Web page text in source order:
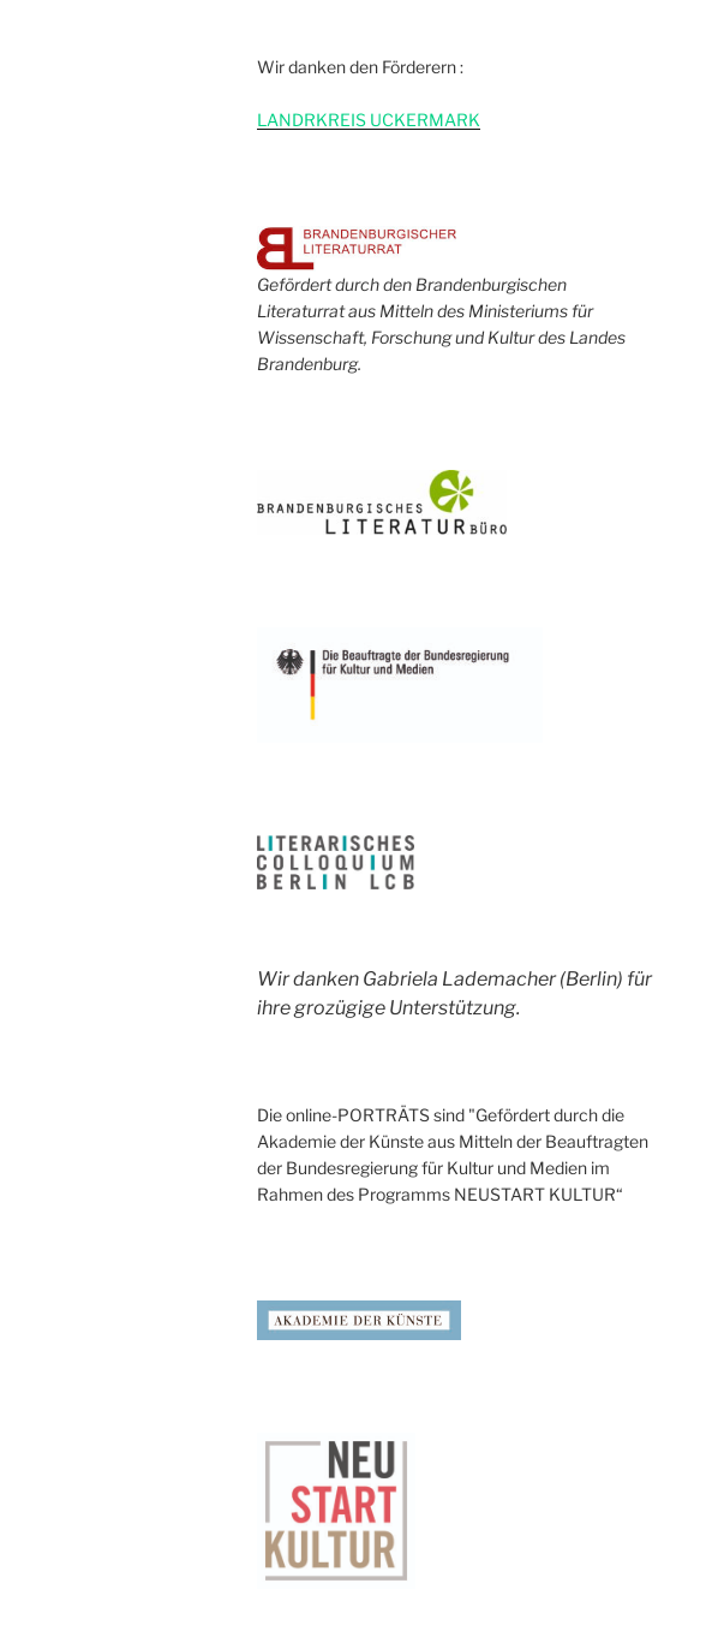
Wir danken den Förderern :
L ANDRKREIS UCKERMARK
Gefördert durch den Brandenburgischen
Literaturrat aus Mitteln des Ministeriums für
Wissenschaft, Forschung und Kultur des Landes
Brandenburg.
Wir danken Gabriela Lademacher (Berlin) für
ihre grozügige Unterstützung.
Die online-PORTRÄTS sind "Gefördert durch die
Akademie der Künste aus Mitteln der Beauftragten
der Bundesregierung für Kultur und Medien im
Rahmen des Programms NEUSTART KULTUR“